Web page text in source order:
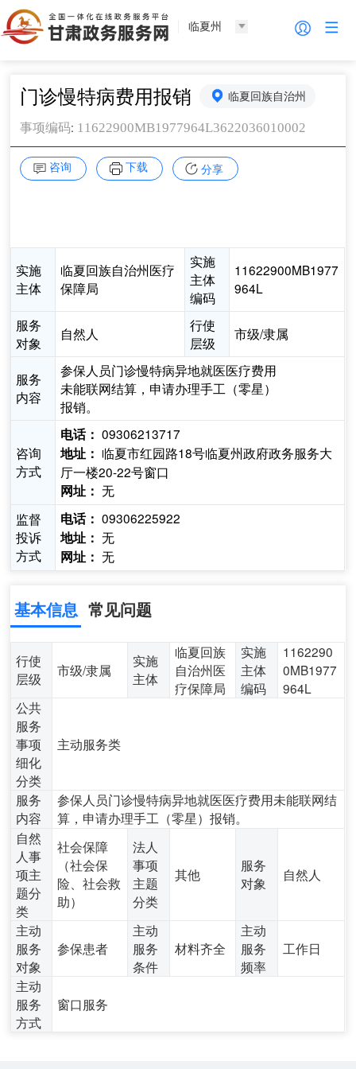
临夏州
门诊慢特病费用报销 临夏回族自治州
事项编码: 11622900MB1977964L3622036010002
咨询 下载 分享
实施
主体
临夏回族自治州医疗
保障局
实施
主体
编码
11622900MB1977
964L
服务
对象
自然人
行使
层级
市级/隶属
服务
内容
参保人员门诊慢特病异地就医医疗费用
未能联网结算，申请办理手工（零星）
报销。
咨询
方式
电话： 09306213717
地址： 临夏市红园路18号临夏州政府政务服务大
厅一楼20-22号窗口
网址： 无
监督
投诉
方式
电话： 09306225922
地址： 无
网址： 无
基本信息 常见问题
行使
层级
市级/隶属
实施
主体
临夏回族
自治州医
疗保障局
实施
主体
编码
1162290
0MB1977
964L
公共
服务
事项
细化
分类
主动服务类
服务
内容
参保人员门诊慢特病异地就医医疗费用未能联网结
算，申请办理手工（零星）报销。
自然
人事
项主
题分
类
社会保障
（社会保
险、社会救
助）
法人
事项
主题
分类
其他
服务
对象
自然人
主动
服务
对象
参保患者
主动
服务
条件
材料齐全
主动
服务
频率
工作日
主动
服务
方式
窗口服务